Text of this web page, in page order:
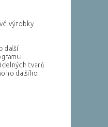
výrobky
další
tvarů
dalšího